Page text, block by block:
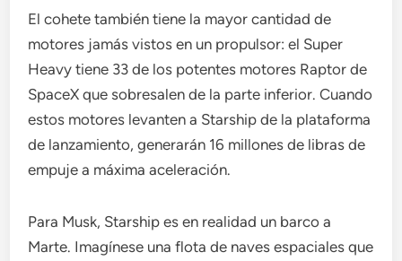
El cohete también tiene la mayor cantidad de
motores jamás vistos en un propulsor: el Super
Heavy tiene 33 de los potentes motores Raptor de
SpaceX que sobresalen de la parte inferior. Cuando
estos motores levanten a Starship de la plataforma
de lanzamiento, generarán 16 millones de libras de
empuje a máxima aceleración.
Para Musk, Starship es en realidad un barco a
Marte. Imagínese una flota de naves espaciales que